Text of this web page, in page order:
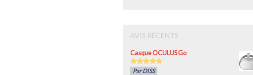
AVIS RÉCENTS
Casque OCULUS Go
out of 5
Par DISS